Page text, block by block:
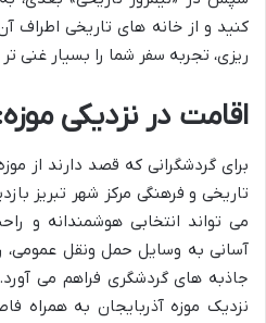
کنید و از خانه های تاریخی اطراف
ریزی، تجربه سفر شما را بسیار غنی
اقامت در نزدیکی
برای گردشگرانی که قصد دارند از
تاریخی و فرهنگی مرکز شهر تبریز
می تواند انتخابی هوشمندانه و
آسانی به وسایل حمل ونقل عمومی،
جاذبه های گردشگری فراهم می
نزدیک موزه آذربایجان به همراه